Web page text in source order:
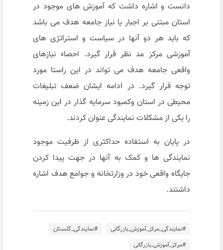
دانست و اشاره داشت که آموزش های موجود در
استان مبتنی بر اجبار یا نیاز جامعه هدف می باشد
که باید هر دو آنها در سیاست و استراتژی های
آموزشی مرکز مد نظر قرار گیرد. احصاء نیازهای
واقعی جامعه هدف می تواند در این راستا مورد
توجه قرار گیرد. در ادامه ایشان ضعف تبلیغات
محیطی در استان وکمبود سرمایه گذار در این زمینه
را یکی از مشکلات نمایندگی عنوان کردند.
در پایان به استفاده حداکثری از ظرفیت موجود
نمایندگی ها و کمک به آنها در جهت پیدا کردن
جایگاه واقعی خود در وزارتخانه و جوامع هدف اشاره
داشتند.
#نمایندگی_مرکز_آموزش_بازرگانی
#نمایندگی_گلستان
#مرکز_آموزش_بازرگانی